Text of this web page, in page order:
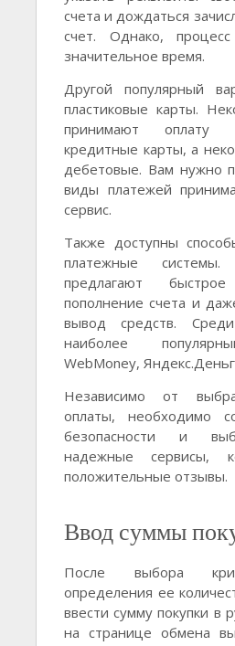
счета и дождаться
счет. Однако,
значительное время.
Другой популярный
пластиковые карты.
принимают оплату
кредитные карты, а
дебетовые. Вам нужно
виды платежей
сервис.
Также доступны
платежные
предлагают
пополнение счета и
вывод средств.
наиболее
WebMoney,
Независимо от
оплаты, необходимо
безопасности и
надежные сервисы,
положительные отзывы.
Ввод суммы
После выбора
определения ее
ввести сумму покупки в
на странице обмена